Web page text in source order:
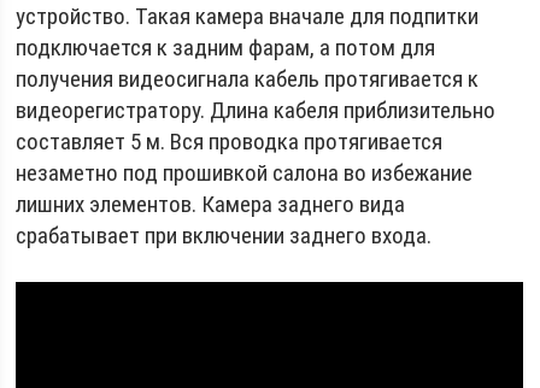
устройство. Такая камера вначале для подпитки
подключается к задним фарам, а потом для
получения видеосигнала кабель протягивается к
видеорегистратору. Длина кабеля приблизительно
составляет 5 м. Вся проводка протягивается
незаметно под прошивкой салона во избежание
лишних элементов. Камера заднего вида
срабатывает при включении заднего входа.